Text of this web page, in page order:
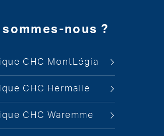
sommes-nous ?
CHC MontLégia
CHC Hermalle
CHC Waremme